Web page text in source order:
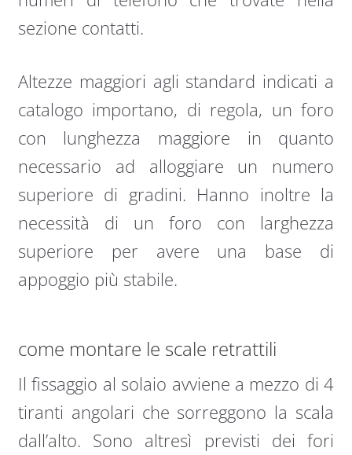
sezione contatti.
Altezze maggiori agli standard indicati a
catalogo importano, di regola, un foro
con lunghezza maggiore in quanto
necessario ad alloggiare un numero
superiore di gradini. Hanno inoltre la
necessità di un foro con larghezza
superiore per avere una base di
appoggio più stabile.
come montare le scale retrattili
Il fissaggio al solaio avviene a mezzo di 4
tiranti angolari che sorreggono la scala
dall’alto. Sono altresì previsti dei fori